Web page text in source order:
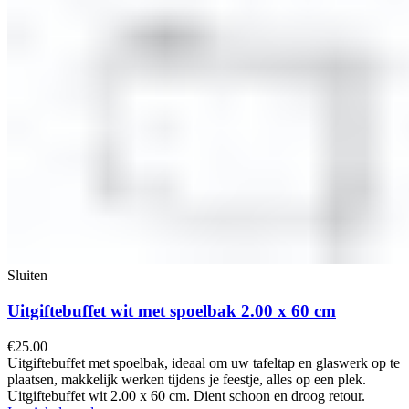
Sluiten
Uitgiftebuffet wit met spoelbak 2.00 x 60 cm
€25.00
Uitgiftebuffet met spoelbak, ideaal om uw tafeltap en glaswerk op te
plaatsen, makkelijk werken tijdens je feestje, alles op een plek.
Uitgiftebuffet wit 2.00 x 60 cm. Dient schoon en droog retour.